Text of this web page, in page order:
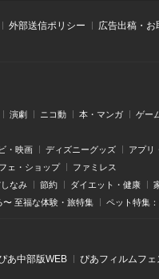
外部送信ポリシー
広告出稿・
演劇 ニコ動 本・マンガ ゲー
・映画 ディズニーグッズ アプリ
ェ・ショップ ファミレス
なみ 節約 ダイエット・健康
〜 至福な体験・旅特集 ペット特集
あ中部版WEB ぴあフィルムフ